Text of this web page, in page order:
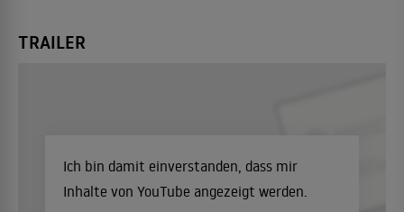
TRAILER
Ich bin damit einverstanden, dass mir
Inhalte von YouTube angezeigt werden.